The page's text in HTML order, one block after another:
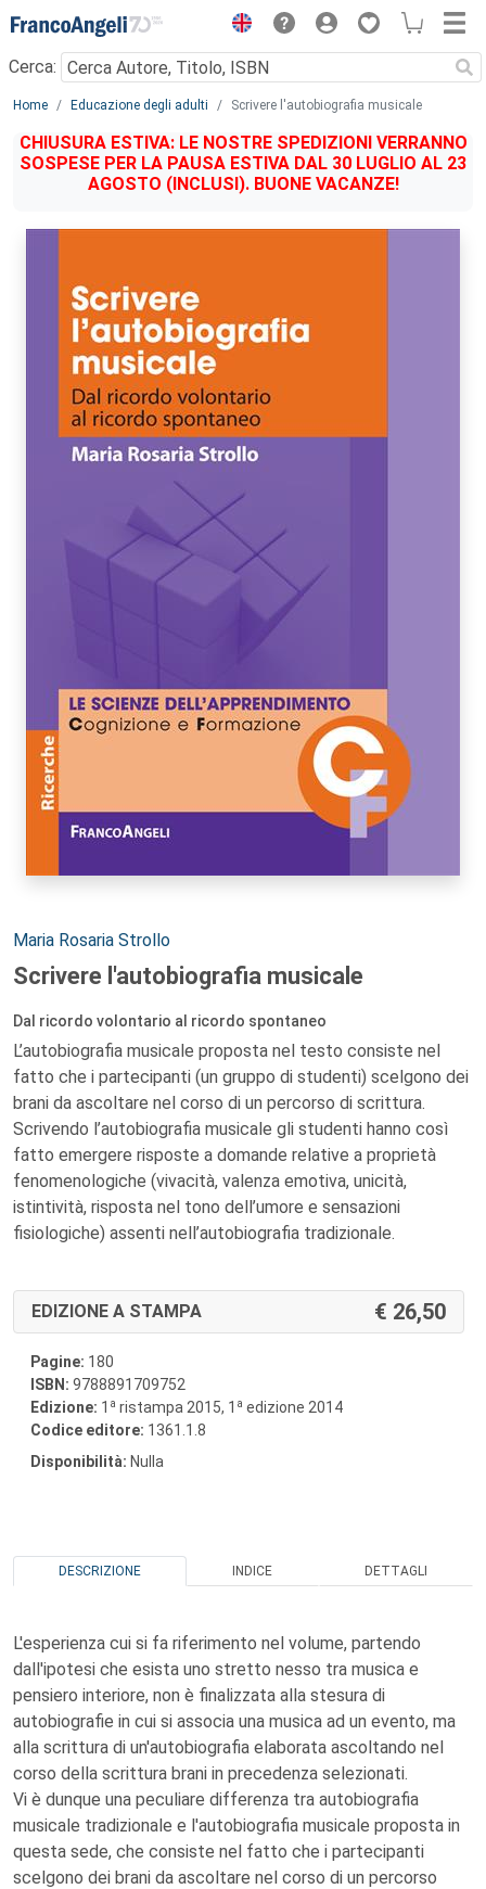
Menu
Cerca:
Main content
Home Educazione degli adulti Scrivere l'autobiografia musicale
CHIUSURA ESTIVA: LE NOSTRE SPEDIZIONI VERRANNO
SOSPESE PER LA PAUSA ESTIVA DAL 30 LUGLIO AL 23
AGOSTO (INCLUSI). BUONE VACANZE!
Autori:
Maria Rosaria Strollo
Scrivere l'autobiografia musicale
Dal ricordo volontario al ricordo spontaneo
L’autobiografia musicale proposta nel testo consiste nel
fatto che i partecipanti (un gruppo di studenti) scelgono dei
brani da ascoltare nel corso di un percorso di scrittura.
Scrivendo l’autobiografia musicale gli studenti hanno così
fatto emergere risposte a domande relative a proprietà
fenomenologiche (vivacità, valenza emotiva, unicità,
istintività, risposta nel tono dell’umore e sensazioni
fisiologiche) assenti nell’autobiografia tradizionale.
EDIZIONE A STAMPA 26,50
Pagine: 180
ISBN: 9788891709752
Edizione: 1 a ristampa 2015, 1 a edizione 2014
Codice editore: 1361.1.8
Disponibilità: Nulla
DESCRIZIONE INDICE DETTAGLI
L'esperienza cui si fa riferimento nel volume, partendo
dall'ipotesi che esista uno stretto nesso tra musica e
pensiero interiore, non è finalizzata alla stesura di
autobiografie in cui si associa una musica ad un evento, ma
alla scrittura di un'autobiografia elaborata ascoltando nel
corso della scrittura brani in precedenza selezionati.
Vi è dunque una peculiare differenza tra autobiografia
musicale tradizionale e l'autobiografia musicale proposta in
questa sede, che consiste nel fatto che i partecipanti
scelgono dei brani da ascoltare nel corso di un percorso